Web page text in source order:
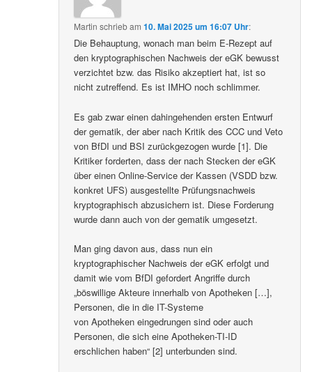
Martin schriebam10. Mai 2025 um 16:07 Uhr:
Die Behauptung, wonach man beim E-Rezept auf
den kryptographischen Nachweis der eGK bewusst
verzichtet bzw. das Risiko akzeptiert hat, ist so
nicht zutreffend. Es ist IMHO noch schlimmer.
Es gab zwar einen dahingehenden ersten Entwurf
der gematik, der aber nach Kritik des CCC und Veto
von BfDI und BSI zurückgezogen wurde [1]. Die
Kritiker forderten, dass der nach Stecken der eGK
über einen Online-Service der Kassen (VSDD bzw.
konkret UFS) ausgestellte Prüfungsnachweis
kryptographisch abzusichern ist. Diese Forderung
wurde dann auch von der gematik umgesetzt.
Man ging davon aus, dass nun ein
kryptographischer Nachweis der eGK erfolgt und
damit wie vom BfDI gefordert Angriffe durch
„böswillige Akteure innerhalb von Apotheken […],
Personen, die in die IT-Systeme
von Apotheken eingedrungen sind oder auch
Personen, die sich eine Apotheken-TI-ID
erschlichen haben“ [2] unterbunden sind.